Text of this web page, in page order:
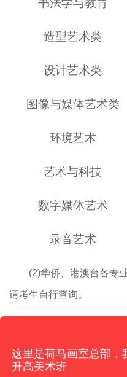
造型艺术类
设计艺术类
图像与媒体艺术类
环境艺术
艺术与科技
数字媒体艺术
录音艺术
(2)华侨、港澳台各专业
请考生自行查询。
这里是荷马画室总部，
升高美术班